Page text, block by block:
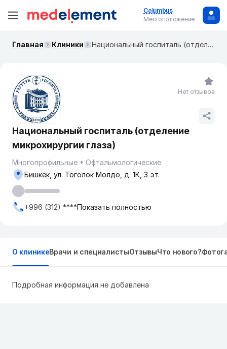
Columbus
Местоположение
Главная Клиники Национальный госпиталь ​(отделение микрохирургии глаза)
Национальный госпиталь ​(отделение
микрохирургии глаза)
Многопрофильные
Офтальмологические
Бишкек, ​ул. Тоголок Молдо, д. 1К, 3 эт.
+996 (312) ****Показать полностью
Нет отзывов
О клиникеВрачи и специалистыОтзывыЧто нового?
Подробная информация не добавлена